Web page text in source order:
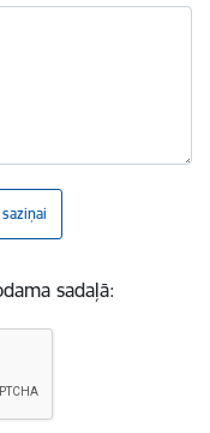
sadaļā: